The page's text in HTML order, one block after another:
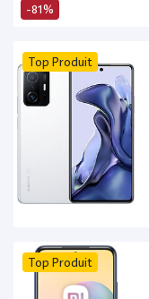
-81%
Top Produit
Top Produit